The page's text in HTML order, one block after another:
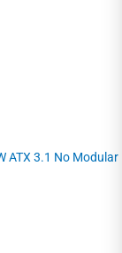
ATX 3.1 No Modular